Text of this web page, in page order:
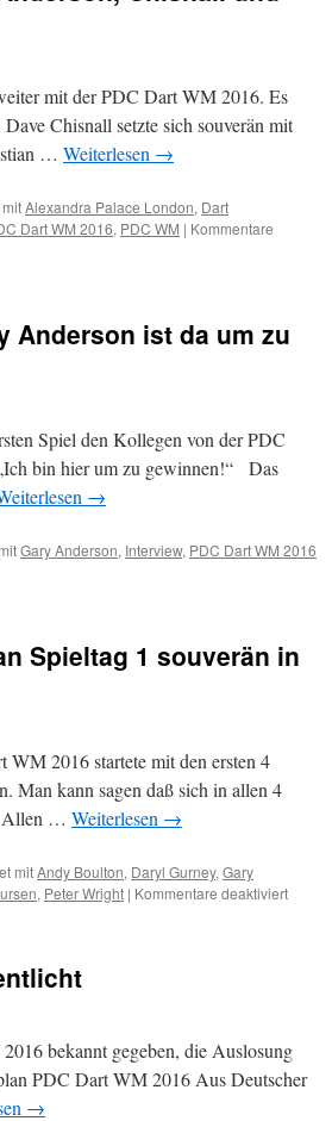
mit der PDC Dart WM 2016. Es
Chisnall setzte sich souverän mit
… Weiterlesen →
Alexandra Palace London, Dart
Dart WM 2016, PDC WM | Kommentare
Anderson ist da um zu
Spiel den Kollegen von der PDC
bin hier um zu gewinnen!“ Das
→
Gary Anderson, Interview, PDC Dart WM 2016
Spieltag 1 souverän in
2016 startete mit den ersten 4
Man kann sagen daß sich in allen 4
Allen … Weiterlesen →
mitAndy Boulton, Daryl Gurney, Gary
, Peter Wright | Kommentare deaktiviertfür
Spieltag
1
bekannt gegeben, die Auslosung
PDC Dart WM 2016 Aus Deutscher
→